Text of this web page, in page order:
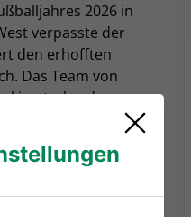
2026 in
verpasste der
den erhofften
Das Team von
unterlag den
Runde 0:3 (0:1).
in der